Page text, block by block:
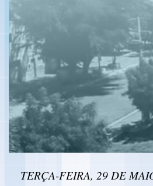
TERÇA-FEIRA, 29 DE